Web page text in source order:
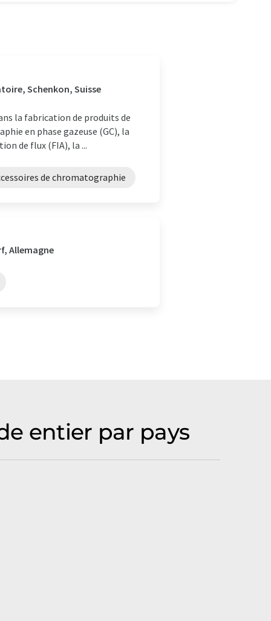
Schenkon, Suisse
la fabrication de produits de
en phase gazeuse (GC), la
de flux (FIA), la ...
de chromatographie
Allemagne
entier par pays